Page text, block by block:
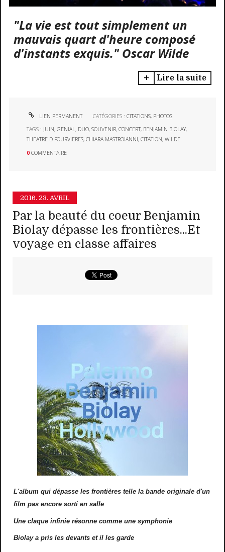
"La vie est tout simplement un
mauvais quart d'heure composé
d'instants exquis." Oscar Wilde
Lire la suite
LIEN PERMANENT CATÉGORIES :CITATIONS, PHOTOS
TAGS : JUIN,GENIAL, DUO,SOUVENIR,CONCERT, BENJAMIN BIOLAY,
THEATRE D FOURVIERES,CHIARA MASTROIANNI,CITATION,WILDE
0 COMMENTAIRE
2016. 23. AVRIL
Par la beauté du coeur Benjamin
Biolay dépasse les frontières...Et
voyage en classe affaires
L'album qui dépasse les frontières telle la bande originale d'un
film pas encore sorti en salle
Une claque infinie résonne comme une symphonie
Biolay a pris les devants et il les garde